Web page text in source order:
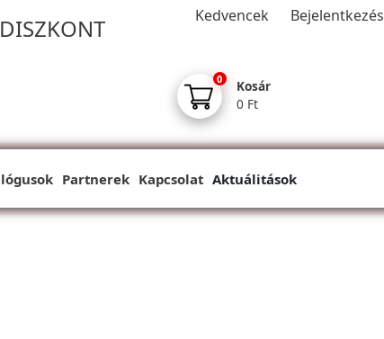
Kedvencek Bejelentkezés
0
Kosár
0 Ft
Partnerek Kapcsolat Aktuálitások